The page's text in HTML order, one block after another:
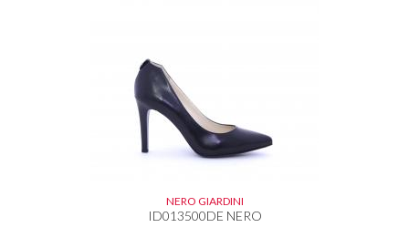
NERO GIARDINI
ID013500DE NERO